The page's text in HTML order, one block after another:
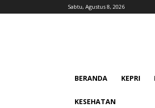
Sabtu, Agustus 8, 2026
BERANDA KEPRI
KESEHATAN